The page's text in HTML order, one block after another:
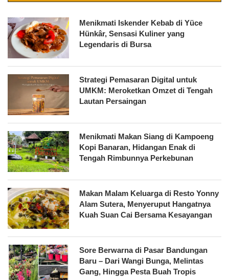
Menikmati Iskender Kebab di Yüce
Hünkâr, Sensasi Kuliner yang
Legendaris di Bursa
Strategi Pemasaran Digital untuk
UMKM: Meroketkan Omzet di Tengah
Lautan Persaingan
Menikmati Makan Siang di Kampoeng
Kopi Banaran, Hidangan Enak di
Tengah Rimbunnya Perkebunan
Makan Malam Keluarga di Resto Yonny
Alam Sutera, Menyeruput Hangatnya
Kuah Suan Cai Bersama Kesayangan
Sore Berwarna di Pasar Bandungan
Baru – Dari Wangi Bunga, Melintas
Gang, Hingga Pesta Buah Tropis